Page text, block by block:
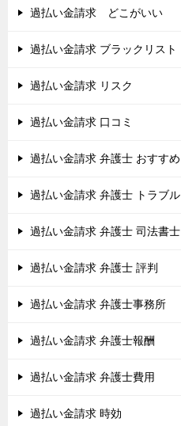
過払い金請求 どこがいい
過払い金請求 ブラックリスト
過払い金請求 リスク
過払い金請求 口コミ
過払い金請求 弁護士 おすすめ
過払い金請求 弁護士 トラブル
過払い金請求 弁護士 司法書士
過払い金請求 弁護士 評判
過払い金請求 弁護士事務所
過払い金請求 弁護士報酬
過払い金請求 弁護士費用
過払い金請求 時効